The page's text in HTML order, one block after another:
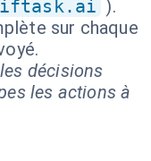
).
sur chaque
décisions
les actions à